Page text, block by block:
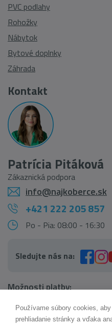
PVC podlahy
Rohožky
Nábytok
Bytové doplnky
Záhrada
Kontakt
Patrícia Pitáková
Zákaznická podpora
info@najkoberce.sk
+421 222 205 857
Po - Pia: 08:00 - 16:30
Sledujte nás na:
Možnosti platby:
Používame súbory cookies,
prehliadanie stránky a vďaka
AI pomocník